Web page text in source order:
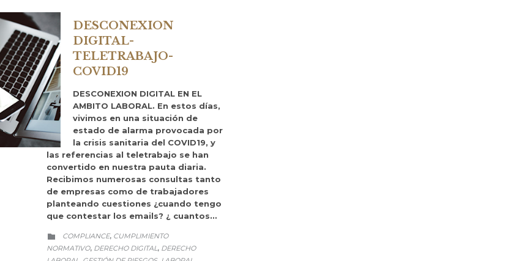
DESCONEXION
DIGITAL-
TELETRABAJO-
COVID19
DESCONEXION DIGITAL EN EL
AMBITO LABORAL. En estos días,
vivimos en una situación de
estado de alarma provocada por
la crisis sanitaria del COVID19, y
las referencias al teletrabajo se han
convertido en nuestra pauta diaria.
Recibimos numerosas consultas tanto
de empresas como de trabajadores
planteando cuestiones ¿cuando tengo
que contestar los emails? ¿ cuantos…
 CATEGORY
COMPLIANCE, CUMPLIMIENTO
NORMATIVO, DERECHO DIGITAL, DERECHO